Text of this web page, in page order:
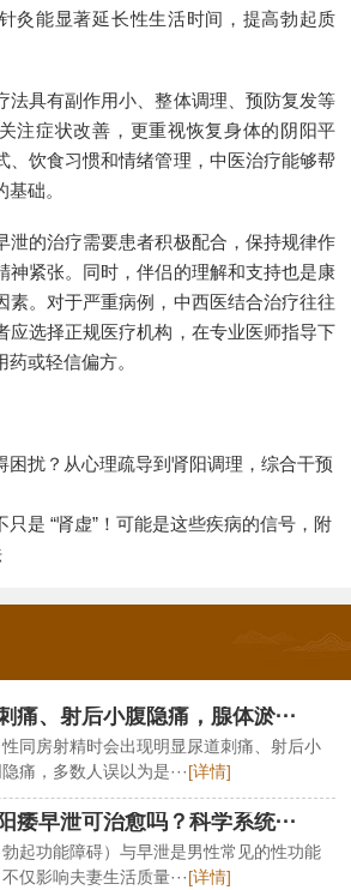
灸能显著延长性生活时间，提高勃起质
法具有副作用小、整体调理、预防复发等
注症状改善，更重视恢复身体的阴阳平
、饮食习惯和情绪管理，中医治疗能够帮
础。
泄的治疗需要患者积极配合，保持规律作
神紧张。同时，伴侣的理解和支持也是康
素。对于严重病例，中西医结合治疗往往
应选择正规医疗机构，在专业医师指导下
或轻信偏方。
困扰？从心理疏导到肾阳调理，综合干预
只是 “肾虚”！可能是这些疾病的信号，附
痛、射后小腹隐痛，腺体淤···
同房射精时会出现明显尿道刺痛、射后小
痛，多数人误以为是···[详情]
痿早泄可治愈吗？科学系统···
勃起功能障碍）与早泄是男性常见的性功能
仅影响夫妻生活质量···[详情]